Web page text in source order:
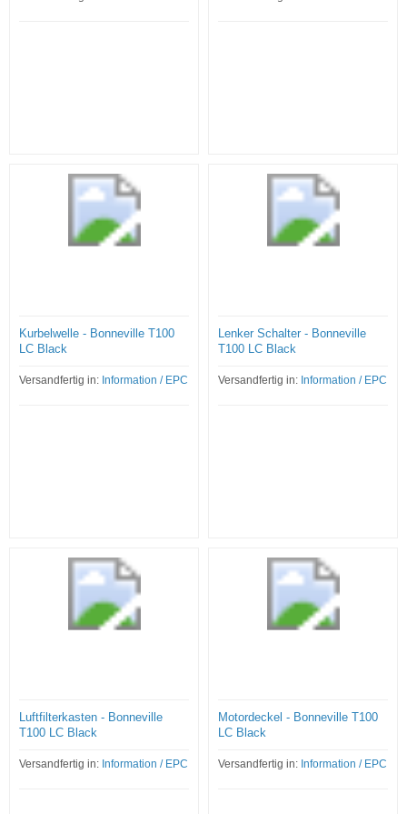
Kurbelwelle - Bonneville T100
LC Black
Versandfertig in: Information / EPC
Lenker Schalter - Bonneville
T100 LC Black
Versandfertig in: Information / EPC
Luftfilterkasten - Bonneville
T100 LC Black
Versandfertig in: Information / EPC
Motordeckel - Bonneville T100
LC Black
Versandfertig in: Information / EPC